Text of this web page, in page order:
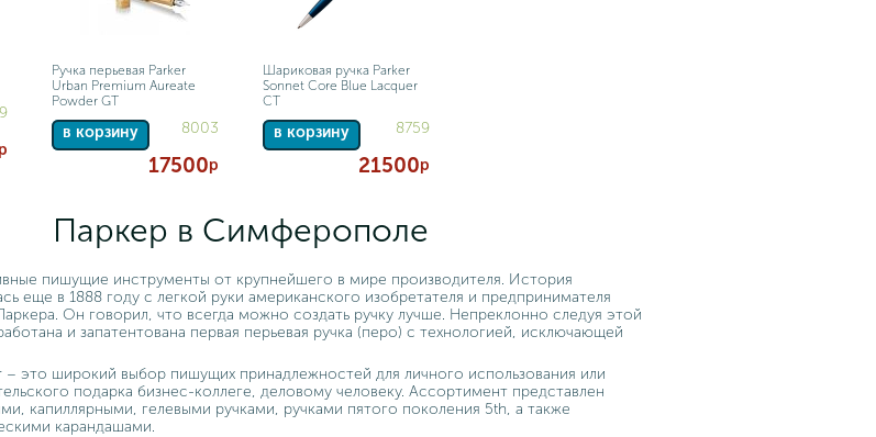
р
Ручка перьевая Parker
Urban Premium Aureate
Powder GT
в корзину 8003
17500р
Шариковая ручка Parker
Sonnet Core Blue Lacquer
CT
в корзину 8759
21500р
Паркер в Симферополе
пишущие инструменты от крупнейшего в мире производителя. История
еще в 1888 году с легкой руки американского изобретателя и предпринимателя
Он говорил, что всегда можно создать ручку лучше. Непреклонно следуя этой
и запатентована первая перьевая ручка (перо) с технологией, исключающей
– это широкий выбор пишущих принадлежностей для личного использования или
подарка бизнес-коллеге, деловому человеку. Ассортимент представлен
капиллярными, гелевыми ручками, ручками пятого поколения 5th, а также
карандашами.